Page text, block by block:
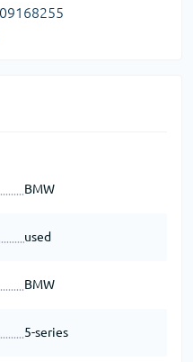
BMW
used
BMW
5-series